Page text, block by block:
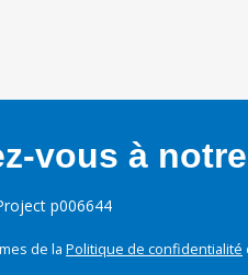
vous à
p006644
de la Politique de confidentialité